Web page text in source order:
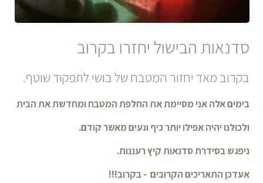
סדנאות הבישול יחזרו בקרוב
בקרוב מאד יחזור המטבח של בושׂי לתפקוד שוטף.
בימים אלה אני מסיימת את החלפת המטבח ומחדשת את הבית
ולכולנו יהיה אפילו יותר כיף ונעים מאשר קודם.
ניפגש בסידרת סדנאות קיץ רעננות.
אעדכן התאריכים הקרובים - בקרוב!!!